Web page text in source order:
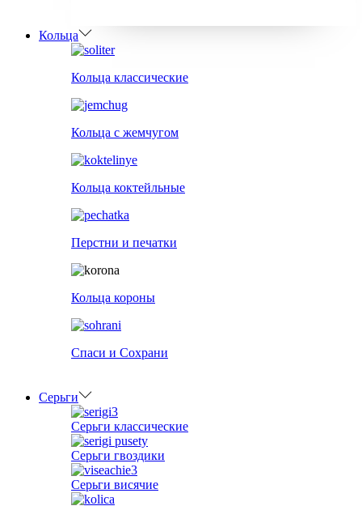
Кольца
Кольца классические
Кольца с жемчугом
Кольца коктейльные
Перстни и печатки
Кольца короны
Спаси и Сохрани
Серьги
Серьги классические
Серьги гвоздики
Серьги висячие